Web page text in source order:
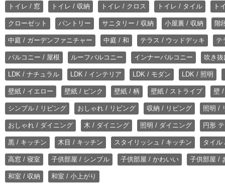
トイレ / 窓 トイレ / 収納 トイレ / クロス トイレ / タイル ト
クローゼット パントリー サニタリー / 収納 小屋裏 / 収納 階
中庭 / ガーデンファニチャー 中庭 / 和 テラス / ウッドデッキ テ
バルコニー / 屋根 ルーフバルコニー インナーバルコニー 吹き
LDK / ナチュラル LDK / インテリア LDK / モダン LDK / 照明
壁紙 / イエロー 壁紙 / ピンク 壁紙 / 柄 壁紙 / ストライプ 壁
シンプル / リビング おしゃれ / リビング 収納 / リビング 照明 /
おしゃれ / ダイニング 木 / ダイニング 照明 / ダイニング 円形
黒 / キッチン 木目 / キッチン スタイリッシュ / キッチン タイル
高窓 / 寝室 子供部屋 / シンプル 子供部屋 / かわいい 子供部屋 /
和室 / 収納 和室 / 小上がり